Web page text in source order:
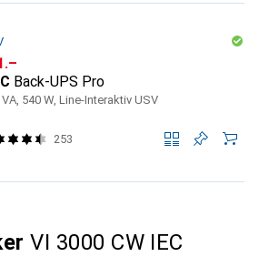
Back-UPS Pro
VA, 540 W, Line-Interaktiv USV
253
VI 3000 CW IEC